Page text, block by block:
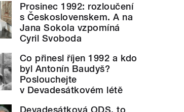
Prosinec 1992: rozloučení
s Československem. A na
Jana Sokola vzpomíná
Cyril Svoboda
Co přinesl říjen 1992 a kdo
byl Antonín Baudyš?
Poslouchejte
v Devadesátkovém létě
Devadesátková ODS, to